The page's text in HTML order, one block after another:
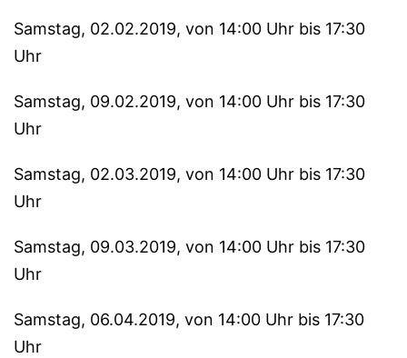
Samstag, 02.02.2019, von 14:00 Uhr bis 17:30
Uhr
Samstag, 09.02.2019, von 14:00 Uhr bis 17:30
Uhr
Samstag, 02.03.2019, von 14:00 Uhr bis 17:30
Uhr
Samstag, 09.03.2019, von 14:00 Uhr bis 17:30
Uhr
Samstag, 06.04.2019, von 14:00 Uhr bis 17:30
Uhr